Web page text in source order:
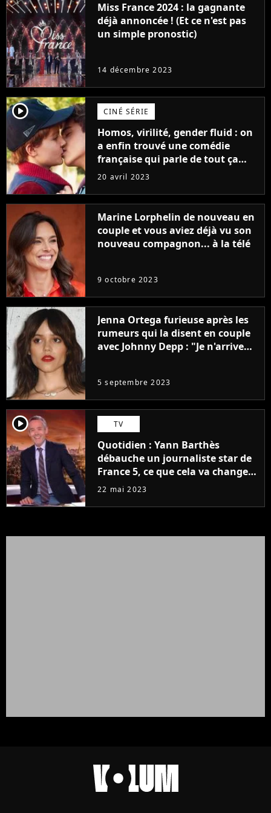
Miss France 2024 : la gagnante
déjà annoncée ! (Et ce n'est pas
un simple pronostic)
14 décembre 2023
player2 CINÉ SÉRIE
Homos, virilité, gender fluid : on
a enfin trouvé une comédie
française qui parle de tout ça
sans être super ringarde
20 avril 2023
Marine Lorphelin de nouveau en
couple et vous aviez déjà vu son
nouveau compagnon... à la télé
9 octobre 2023
Jenna Ortega furieuse après les
rumeurs qui la disent en couple
avec Johnny Depp : "Je n'arrive
5 septembre 2023
player2 TV
Quotidien : Yann Barthès
débauche un journaliste star de
France 5, ce que cela va changer
à la rentrée
22 mai 2023